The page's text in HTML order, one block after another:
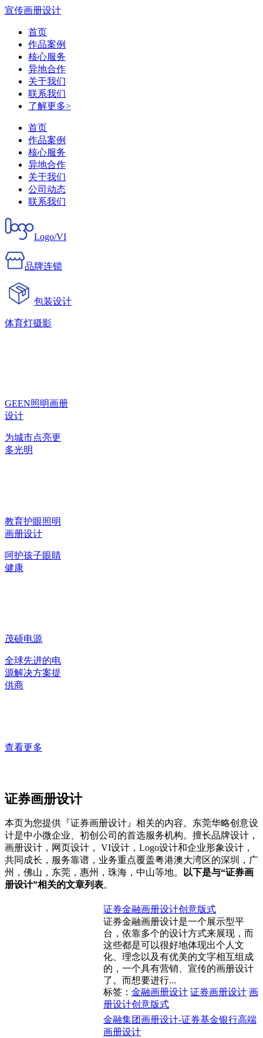
宣传画册设计
首页
作品案例
核心服务
异地合作
关于我们
联系我们
了解更多>
首页
作品案例
核心服务
异地合作
关于我们
公司动态
联系我们
Logo/VI
品牌连锁
包装设计
体育灯摄影
GEEN照明画册
设计
为城市点亮更
多光明
教育护眼照明
画册设计
呵护孩子眼睛
健康
茂硕电源
全球先进的电
源解决方案提
供商
查看更多
证券画册设计
本页为您提供『证券画册设计』相关的内容。东莞华略创意设
计是中小微企业、初创公司的首选服务机构。擅长品牌设计，
画册设计，网页设计， VI设计，Logo设计和企业形象设计，
共同成长，服务靠谱，业务重点覆盖粤港澳大湾区的深圳，广
州，佛山，东莞，惠州，珠海，中山等地。
以下是与“证券画
册设计”相关的文章列表。
证券金融画册设计创意版式
证券金融画册设计是一个展示型平
台，依靠多个的设计方式来展现，而
这些都是可以很好地体现出个人文
化、理念以及有优美的文字相互组成
的，一个具有营销、宣传的画册设计
了。而想要进行...
标签： 金融画册设计 证券画册设计 画
册设计创意版式
金融集团画册设计-证券基金银行高端
画册设计